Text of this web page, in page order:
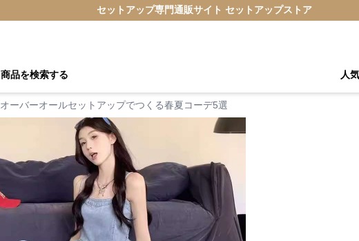
セットアップ専門通販サイト セットアップストア
商品を検索する 人
オーバーオールセットアップでつくる春夏コーデ5選